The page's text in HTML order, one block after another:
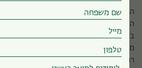
המחלקה לפילוסופיה מציעה מגוון ייחודי
העניין, עם דגש מיוחד על תולדות
בפילוסופיה אנליטית ובפילוסופיה
מסלולי לימוד, סמינרים, הרצאות, הדרכות
רואים בפילוסופיה מדע חובק עולם